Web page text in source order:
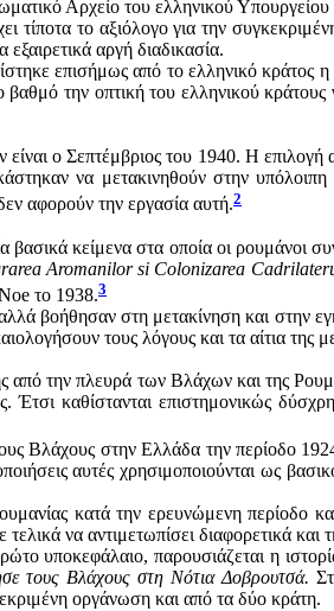
Αρχείο του ελληνικού
τίποτα το αξιόλογο για την
αργή διαδικασία.
επισήμως από το ελληνικό κράτος η
την οπτική του ελληνικού κράτους
ο Σεπτέμβριος του 1940. Η
να μετακινηθούν στην
αφορούν την εργασία αυτή.2
κείμενα στα οποία οι ρουμάνοι
Aromanilor si Colonizarea
το 1938.3
βοήθησαν στη μετακίνηση και στην
τους λόγους και τα αίτια της
από την πλευρά των Βλάχων και της
καθίστανται επιστημονικώς
Βλάχους στην Ελλάδα την περίοδο
αυτές χρησιμοποιούνται ως
κατά την ερευνώμενη περίοδο
να αντιμετωπίσει διαφορετικά
υποκεφάλαιο, παρουσιάζεται η
τους Βλάχους στη Νότια Δοβρουτσά.
οργάνωση και από τα δύο κράτη.